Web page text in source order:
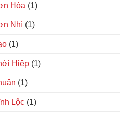
Hòa (1)
Nhì (1)
(1)
Hiệp (1)
(1)
Lộc (1)